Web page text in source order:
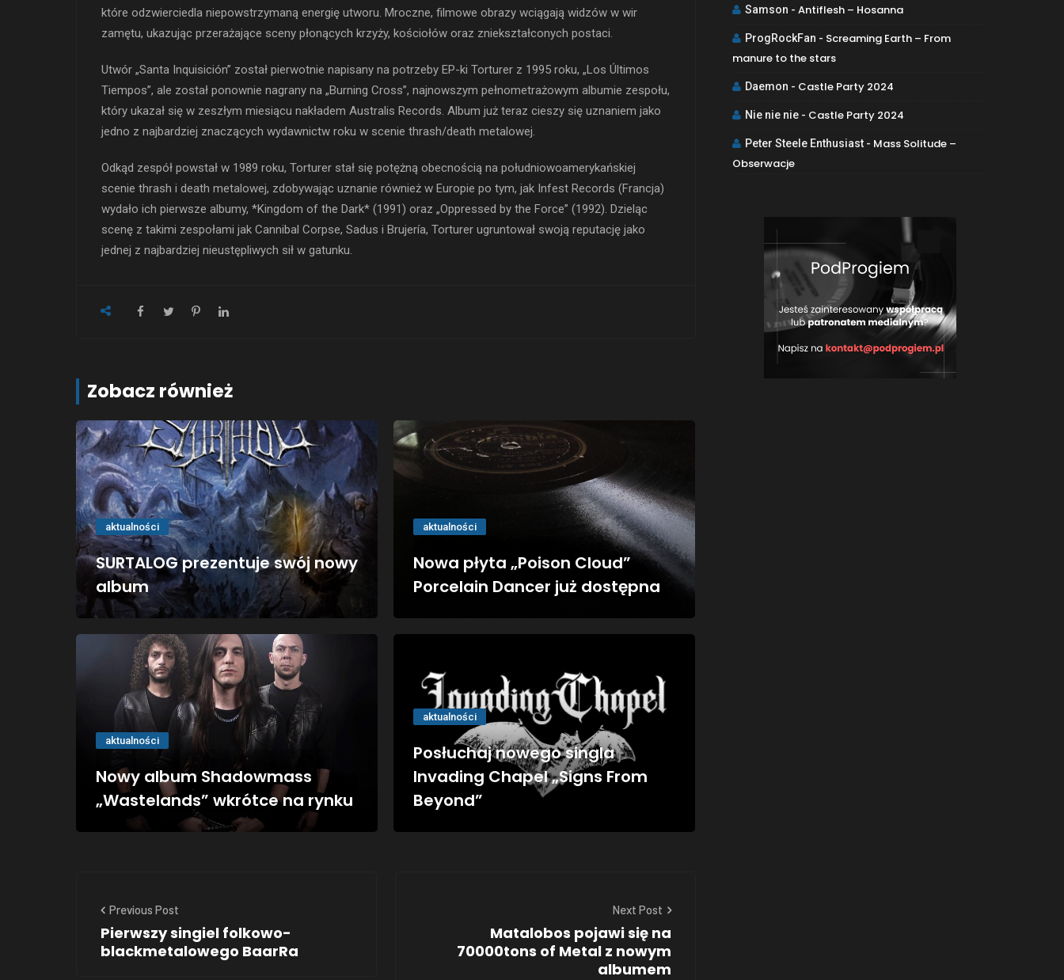
które odzwierciedla niepowstrzymaną energię utworu. Mroczne, filmowe obrazy wciągają widzów w wir
zamętu, ukazując przerażające sceny płonących krzyży, kościołów oraz zniekształconych postaci.
Utwór „Santa Inquisición” został pierwotnie napisany na potrzeby EP-ki Torturer z 1995 roku, „Los Últimos
Tiempos”, ale został ponownie nagrany na „Burning Cross”, najnowszym pełnometrażowym albumie zespołu,
który ukazał się w zeszłym miesiącu nakładem Australis Records. Album już teraz cieszy się uznaniem jako
jedno z najbardziej znaczących wydawnictw roku w scenie thrash/death metalowej.
Odkąd zespół powstał w 1989 roku, Torturer stał się potężną obecnością na południowoamerykańskiej
scenie thrash i death metalowej, zdobywając uznanie również w Europie po tym, jak Infest Records (Francja)
wydało ich pierwsze albumy, *Kingdom of the Dark* (1991) oraz „Oppressed by the Force” (1992). Dzieląc
scenę z takimi zespołami jak Cannibal Corpse, Sadus i Brujería, Torturer ugruntował swoją reputację jako
jednej z najbardziej nieustępliwych sił w gatunku.
Zobacz również
aktualności
SURTALOG prezentuje swój nowy
album
aktualności
Nowa płyta „Poison Cloud”
Porcelain Dancer już dostępna
aktualności
Nowy album Shadowmass
„Wastelands” wkrótce na rynku
aktualności
Posłuchaj nowego singla
Invading Chapel „Signs From
Beyond”
Previous Post
Pierwszy singiel folkowo-
blackmetalowego BaarRa
Next Post
Matalobos pojawi się na
70000tons of Metal z nowym
albumem
Samson -Antiflesh – Hosanna
ProgRockFan - Screaming Earth – From
manure to the stars
Daemon - Castle Party 2024
Nie nie nie - Castle Party 2024
Peter Steele Enthusiast - Mass Solitude –
Obserwacje